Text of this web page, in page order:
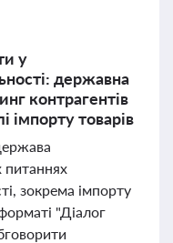
у
державна
контрагентів
імпорту товарів
питаннях
зокрема імпорту
"Діалог